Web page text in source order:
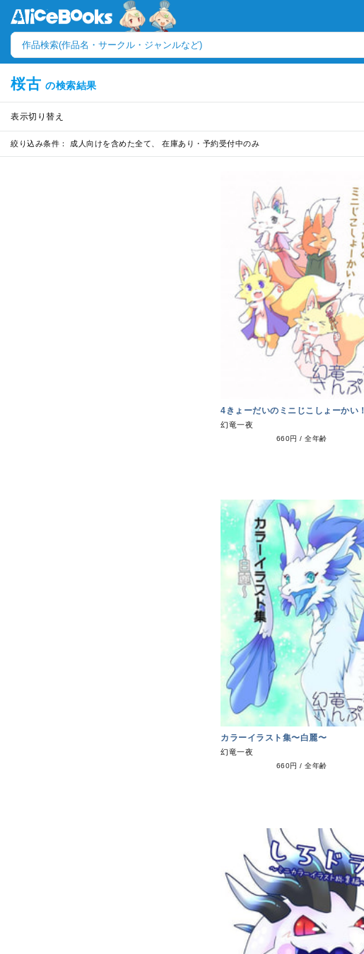
桜古 の検索結果
表示切り替え
絞り込み条件： 成人向けを含めた全て、 在庫あり・予約受付中のみ
4きょーだいのミニじこしょーかい！
幻竜一夜
660円 /全年齢
カラーイラスト集〜白麗〜
幻竜一夜
660円 /全年齢